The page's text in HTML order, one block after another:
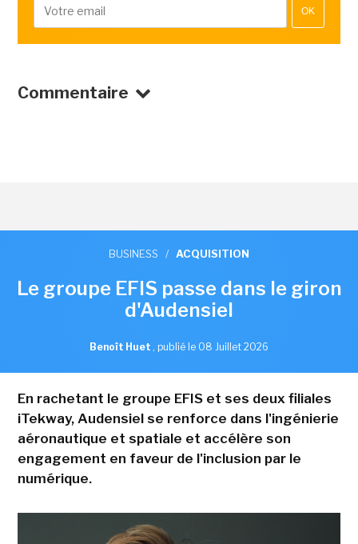
OK
Commentaire
BUSINESS / ACQUISITION
Le groupe EFIS passe dans le giron
d'Audensiel
Benoît Huet , publié le 08 Juillet 2026
En rachetant le groupe EFIS et ses deux filiales
iTekway, Audensiel se renforce dans l'ingénierie
aéronautique et spatiale et accélère son
engagement en faveur de l'inclusion par le
numérique.